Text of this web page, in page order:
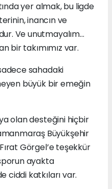
yer almak, bu ligde
inancın ve
Ve unutmayalım…
bir takımımız var.
sahadaki
büyük bir emeğin
olan desteğini hiçbir
Büyükşehir
Görgel’e teşekkür
ayakta
ciddi katkıları var.